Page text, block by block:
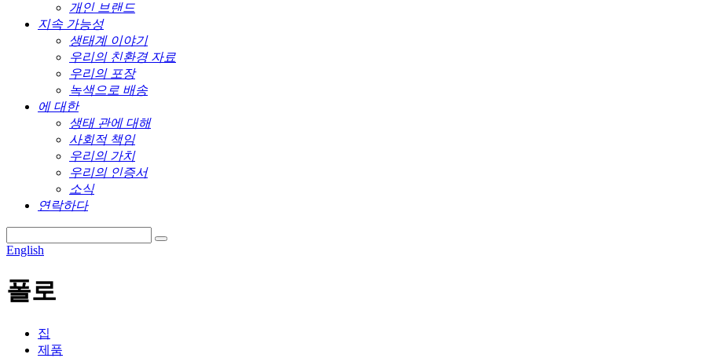
개인 브랜드
지속 가능성
생태계 이야기
우리의 친환경 자료
우리의 포장
녹색으로 배송
에 대한
생태 관에 대해
사회적 책임
우리의 가치
우리의 인증서
소식
연락하다
English
폴로
집
제품